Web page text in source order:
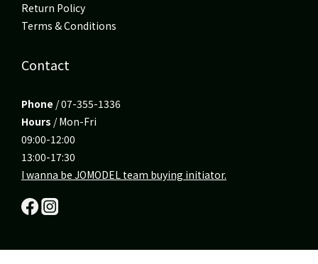
Return Policy
Terms & Conditions
Contact
Phone / 07-355-1336
Hours / Mon-Fri
09:00-12:00
13:00-17:30
I wanna be JOMODEL team buying initiator.